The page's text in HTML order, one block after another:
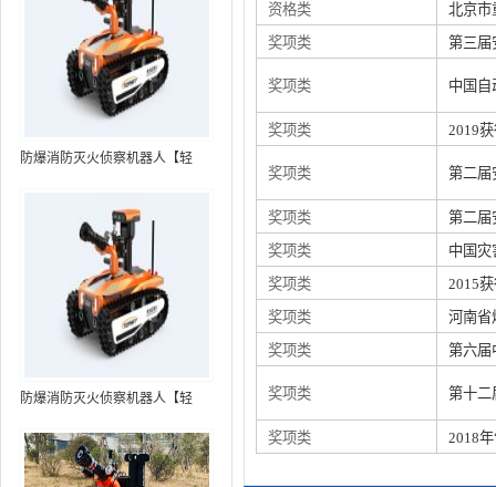
防爆消防灭火侦察机器人【轻
装置+语音控制+跟随功能+5G控
制+水炮跟踪火焰）RXR-
MC80BD（第8代）
防爆消防灭火侦察机器人【轻
装置+语音控制+跟随功能+5G控
制+水炮跟踪火焰+自主导航）
资格类
北京市
奖项类
第三届
奖项类 中国自
奖项类 2019
奖项类 第二届
奖项类
第二届
奖项类
中国灾
奖项类
2015
奖项类
河南省
奖项类
第六届
奖项类 第十二
奖项类 2018